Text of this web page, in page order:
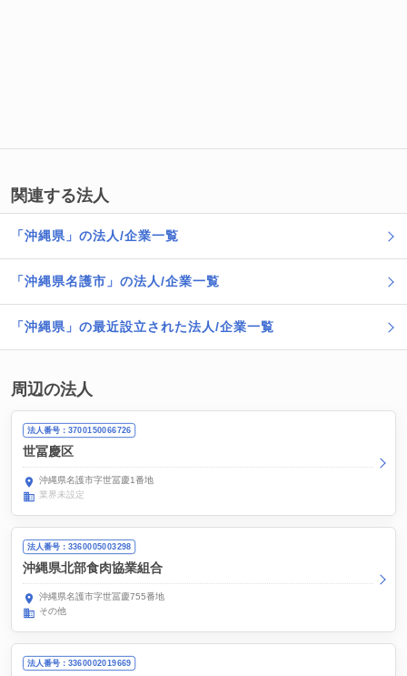
関連する法人
「沖縄県」の法人/企業一覧
「沖縄県名護市」の法人/企業一覧
「沖縄県」の最近設立された法人/企業一覧
周辺の法人
法人番号：3700150066726
世冨慶区
沖縄県名護市字世冨慶1番地
業界未設定
法人番号：3360005003298
沖縄県北部食肉協業組合
沖縄県名護市字世冨慶755番地
その他
法人番号：3360002019669